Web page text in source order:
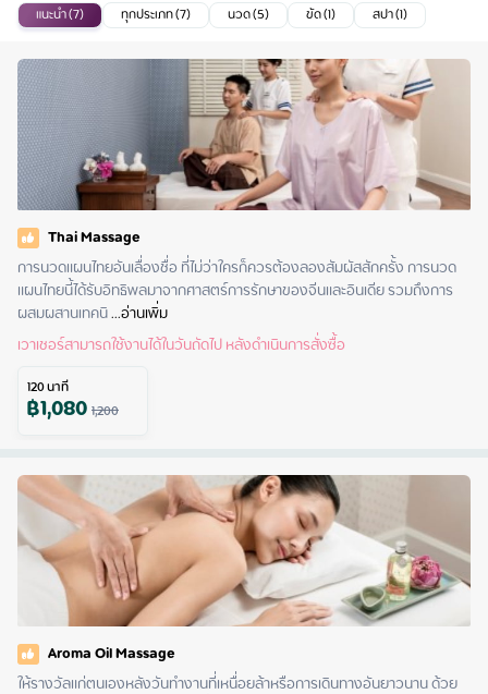
แนะนำ (7) ทุกประเภท (7) นวด (5) ขัด (1) สปา (1)
Thai Massage
การนวดแผนไทยอันเลื่องชื่อ ที่ไม่ว่าใครก็ควรต้องลองสัมผัสสักครั้ง การนวด
แผนไทยนี้ได้รับอิทธิพลมาจากศาสตร์การรักษาของจีนและอินเดีย รวมถึงการ
ผสมผสานเทคนิ ...อ่านเพิ่ม
เวาเชอร์สามารถใช้งานได้ในวันถัดไป หลังดำเนินการสั่งซื้อ
120นาที
฿1,0801,200
Aroma Oil Massage
ให้รางวัลแก่ตนเองหลังวันทำงานที่เหนื่อยล้าหรือการเดินทางอันยาวนาน ด้วย